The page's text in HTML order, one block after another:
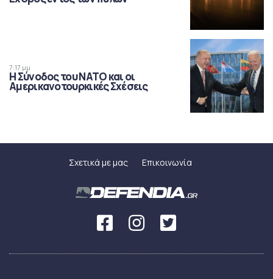
7:17 μμ
Η Σύνοδος του ΝΑΤΟ και οι
Αμερικανοτουρκικές Σχέσεις
Σχετικά με μας Επικοινωνία